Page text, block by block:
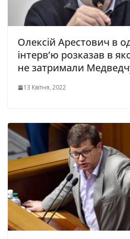
Олексій Арестович в
інтерв’ю розказав в
не затримали
13 Квітня, 2022